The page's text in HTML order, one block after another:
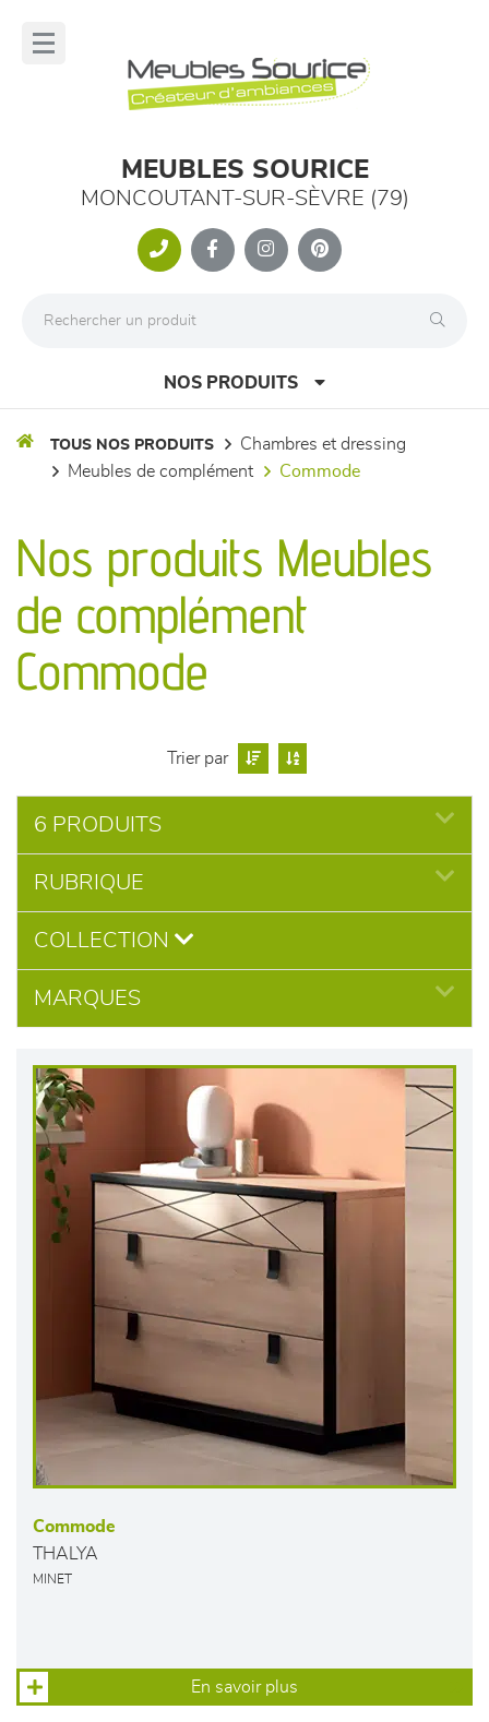
MEUBLES SOURICE
MONCOUTANT-SUR-SÈVRE (79)
NOS PRODUITS
séjours
meubles de complément
chambres et dressing
décoration
TOUS NOS PRODUITS
chambres et dressing
meubles de complément
commode
Nos produits Meubles
de complément
Commode
Trier par
6 PRODUITS
RUBRIQUE
COLLECTION
MARQUES
Commode
THALYA
MINET
En savoir plus